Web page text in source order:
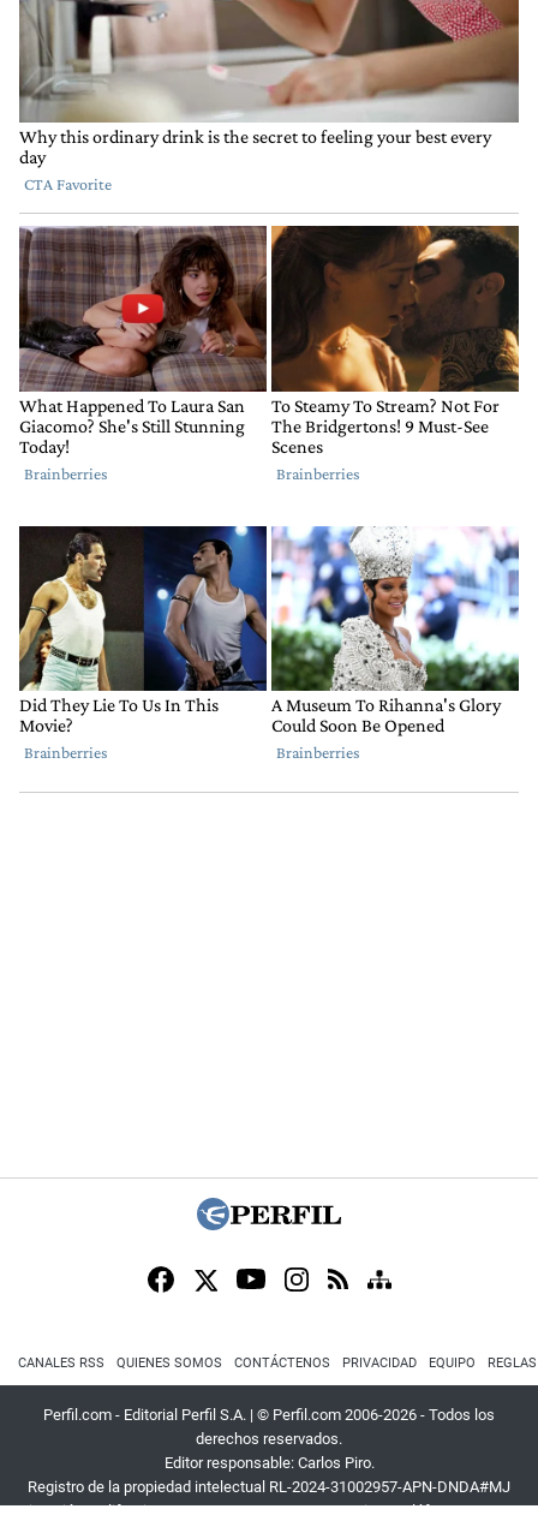
CANALES RSS QUIENES SOMOS CONTÁCTENOS PRIVACIDAD EQUIPO
Perfil.com - Editorial Perfil S.A. | © Perfil.com 2006-2026 - Todos los
derechos reservados.
Editor responsable: Carlos Piro.
Registro de la propiedad intelectual RL-2024-31002957-APN-DNDA#MJ
Dirección:California 2715,C1289ABI,CABA, Argentina| Teléfono:+54 9 11